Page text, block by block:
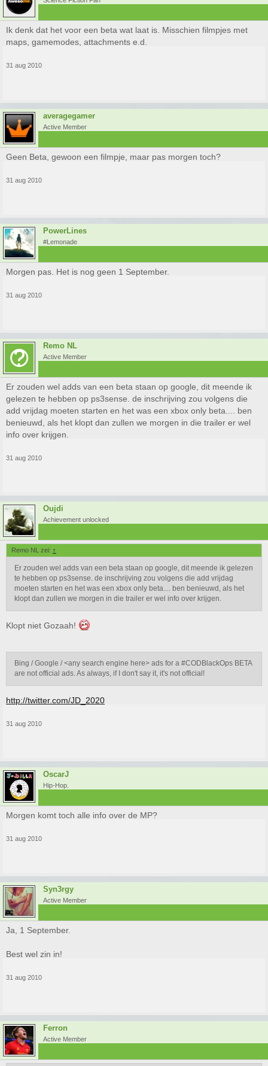
Ik denk dat het voor een beta wat laat is. Misschien filmpjes met
maps, gamemodes, attachments e.d.
31 aug 2010
averagegamer
Active Member
Geen Beta, gewoon een filmpje, maar pas morgen toch?
31 aug 2010
PowerLines
#Lemonade
Morgen pas. Het is nog geen 1 September.
31 aug 2010
Remo NL
Active Member
Er zouden wel adds van een beta staan op google, dit meende ik
gelezen te hebben op ps3sense. de inschrijving zou volgens die
add vrijdag moeten starten en het was een xbox only beta.... ben
benieuwd, als het klopt dan zullen we morgen in die trailer er wel
info over krijgen.
31 aug 2010
Oujdi
Achievement unlocked
Remo NL zei: ↑
Er zouden wel adds van een beta staan op google, dit meende ik gelezen
te hebben op ps3sense. de inschrijving zou volgens die add vrijdag
moeten starten en het was een xbox only beta.... ben benieuwd, als het
klopt dan zullen we morgen in die trailer er wel info over krijgen.
Klopt niet Gozaah!
Bing / Google / <any search engine here> ads for a #CODBlackOps BETA
are not official ads. As always, if I don't say it, it's not official!
http://twitter.com/JD_2020
31 aug 2010
OscarJ
Hip-Hop.
Morgen komt toch alle info over de MP?
31 aug 2010
Syn3rgy
Active Member
Ja, 1 September.
Best wel zin in!
31 aug 2010
Ferron
Active Member